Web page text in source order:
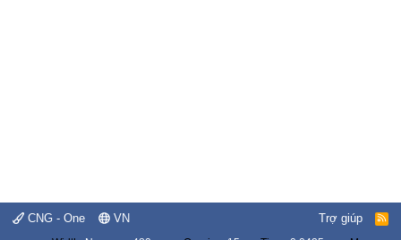
CNG - One VN Trợ giúp
R